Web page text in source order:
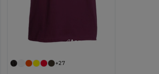
Anpassa det!
+27